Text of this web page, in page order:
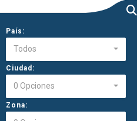
País:
Todos
Ciudad:
0 Opciones
Zona: